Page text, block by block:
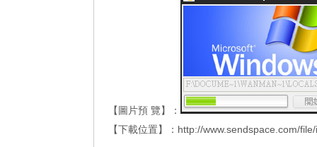
【圖片預 覽】：
【下載位置】：http://www.sendspace.com/